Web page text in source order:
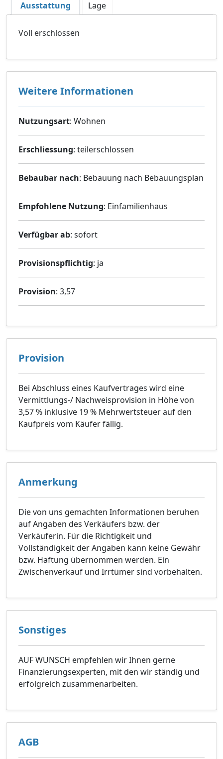
Ausstattung Lage
Voll erschlossen
Weitere Informationen
Nutzungsart: Wohnen
Erschliessung: teilerschlossen
Bebaubar nach: Bebauung nach Bebauungsplan
Empfohlene Nutzung: Einfamilienhaus
Verfügbar ab: sofort
Provisionspflichtig: ja
Provision: 3,57
Provision
Bei Abschluss eines Kaufvertrages wird eine
Vermittlungs-/ Nachweisprovision in Höhe von
3,57 % inklusive 19 % Mehrwertsteuer auf den
Kaufpreis vom Käufer fällig.
Anmerkung
Die von uns gemachten Informationen beruhen
auf Angaben des Verkäufers bzw. der
Verkäuferin. Für die Richtigkeit und
Vollständigkeit der Angaben kann keine Gewähr
bzw. Haftung übernommen werden. Ein
Zwischenverkauf und Irrtümer sind vorbehalten.
Sonstiges
AUF WUNSCH empfehlen wir Ihnen gerne
Finanzierungsexperten, mit den wir ständig und
erfolgreich zusammenarbeiten.
AGB